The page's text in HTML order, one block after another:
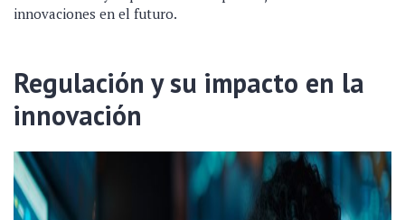
innovaciones en el futuro.
Regulación y su impacto en la
innovación